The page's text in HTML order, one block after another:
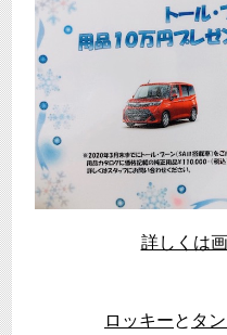
詳しくは
ロッキーと タン